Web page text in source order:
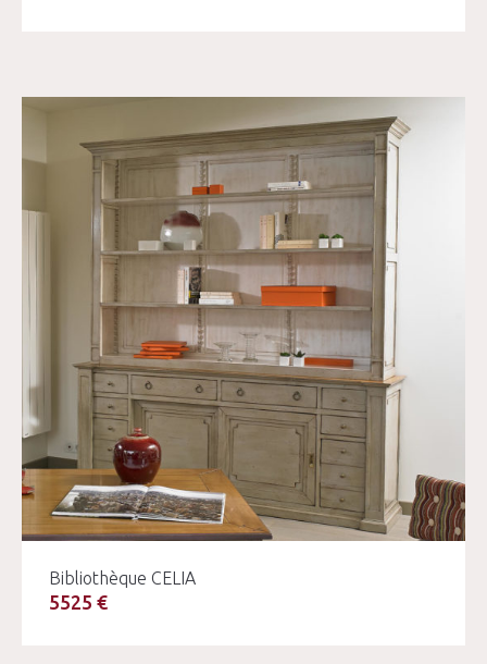
Bibliothèque CELIA
5525 €